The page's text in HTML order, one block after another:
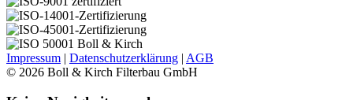
Impressum | Datenschutzerklärung | AGB
© 2026 Boll & Kirch Filterbau GmbH